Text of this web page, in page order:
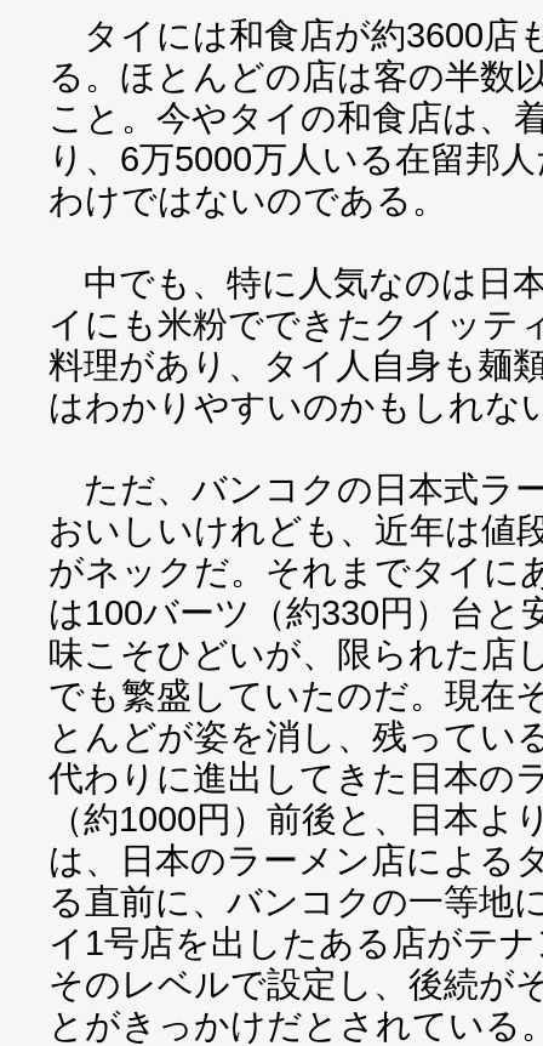
タイには和食店が約3600店
る。ほとんどの店は客の半数
こと。今やタイの和食店は、
り、6万5000万人いる在留邦
わけではないのである。
中でも、特に人気なのは日
イにも米粉でできたクイッテ
料理があり、タイ人自身も麺
はわかりやすいのかもしれな
ただ、バンコクの日本式ラ
おいしいけれども、近年は値
がネックだ。それまでタイに
は100バーツ（約330円）台と
味こそひどいが、限られた店
でも繁盛していたのだ。現在
とんどが姿を消し、残ってい
代わりに進出してきた日本の
（約1000円）前後と、日本よ
は、日本のラーメン店による
る直前に、バンコクの一等地
イ1号店を出したある店がテ
そのレベルで設定し、後続が
とがきっかけだとされている